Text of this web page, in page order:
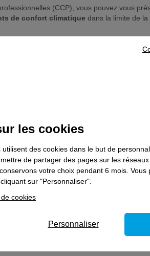
(CCP), vous pouvez vous
de confort climatique dans la limite de la
votre parcours de formation,
de niveau 3, optimiser les
de distribution de
compétences du titre prof.
les cookies
des cookies dans le but de
de partager des pages sur les
votre choix pendant 6 mois. Vous
sur "Personnaliser".
cookies
Personnaliser